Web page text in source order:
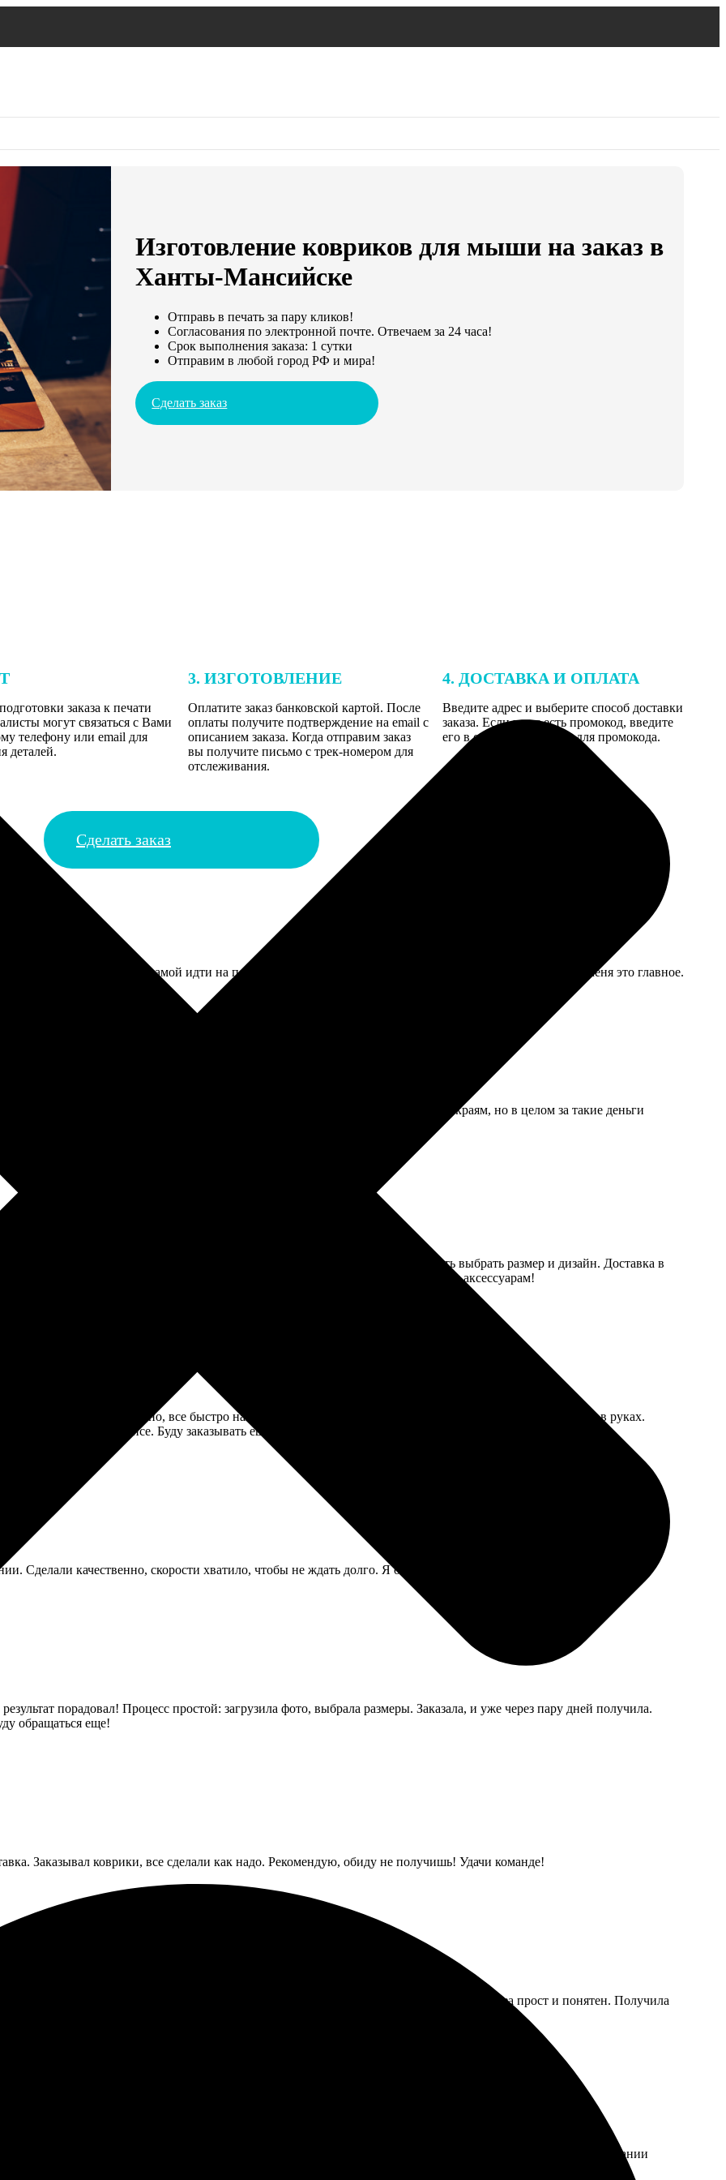
Изготовление ковриков для мыши на заказ в
Ханты-Мансийске
Отправь в печать за пару кликов!
Согласования по электронной почте. Отвечаем за 24 часа!
Срок выполнения заказа: 1 сутки
Отправим в любой город РФ и мира!
Сделать заказ
заказа к печати
могут связаться с Вами
телефону или email для
деталей.
3. ИЗГОТОВЛЕНИЕ
Оплатите заказ банковской картой. После
оплаты получите подтверждение на email с
описанием заказа. Когда отправим заказ
вы получите письмо с трек-номером для
отслеживания.
4. ДОСТАВКА И ОПЛАТА
Введите адрес и выберите способ доставки
заказа. Если у вас есть промокод, введите
его в специальное поле для промокода.
Сделать заказ
очень удобно, не надо самой идти на почту. Бабушка позвонила, сказала что получила, все цело. Для меня это главное.
здорово, детали хорошо стыкуются. Картинка чуть-чуть размыта по краям, но в целом за такие деньги
заказа оказался простым и интуитивно понятным. Была возможность выбрать размер и дизайн. Доставка в
на высоте, материалы приятные на ощупь. Теперь радуюсь своим уникальным аксессуарам!
на сайте. Очень удобно, все быстро нашли. Качество печати отличное, цвета яркие. Приятно держать в руках.
Теперь уютно в офисе. Буду заказывать ещё!
Сделали качественно, скорости хватило, чтобы не ждать долго. Я остался доволен результатом, советую!
порадовал! Процесс простой: загрузила фото, выбрала размеры. Заказала, и уже через пару дней получила.
обращаться еще!
Заказывал коврики, все сделали как надо. Рекомендую, обиду не получишь! Удачи команде!
Работают быстро и профессионально, приятно удивило. Процесс оформления заказа прост и понятен. Получила
для мыши, процесс прошел быстро и без проблем. Качество отличное, все детали на месте. Работа компании